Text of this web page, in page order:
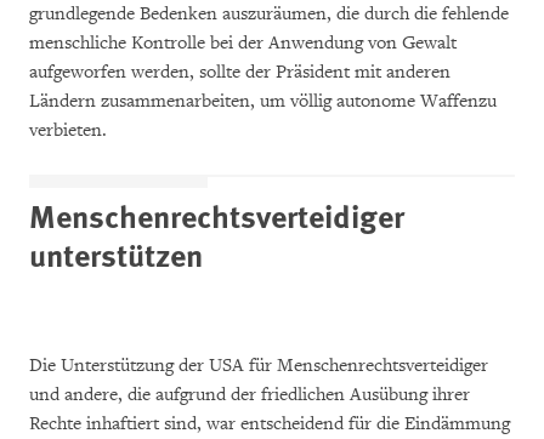
grundlegende Bedenken auszuräumen, die durch die fehlende
menschliche Kontrolle bei der Anwendung von Gewalt
aufgeworfen werden, sollte der Präsident mit anderen
Ländern zusammenarbeiten, um völlig autonome Waffenzu
verbieten.
Menschenrechtsverteidiger
unterstützen
Die Unterstützung der USA für Menschenrechtsverteidiger
und andere, die aufgrund der friedlichen Ausübung ihrer
Rechte inhaftiert sind, war entscheidend für die Eindämmung